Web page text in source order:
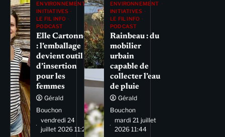
ENVIRONNEMENT
INITIATIVES
LE FIL INFO
PODCAST
Elle Cartonne
: l’emballage
devient outil
d’insertion
pour les
femmes
Gérald
Bouchon
vendredi 24
juillet 2026 11:29
ENVIRONNEMENT
INITIATIVES
LE FIL INFO
PODCAST
Rainbeau : du
mobilier
urbain
capable de
collecter l’eau
de pluie
Gérald
Bouchon
mardi 21 juillet
2026 11:44